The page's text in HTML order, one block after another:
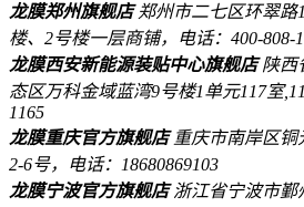
龙膜郑州旗舰店郑州市二七区环翠路
楼、2号楼一层商铺，电话：400-808-
龙膜西安新能源装贴中心旗舰店陕西
态区万科金域蓝湾9号楼1单元117室
1165
龙膜重庆官方旗舰店重庆市南岸区铜
2-6号，电话：18680869103
龙膜宁波官方旗舰店浙江省宁波市鄞